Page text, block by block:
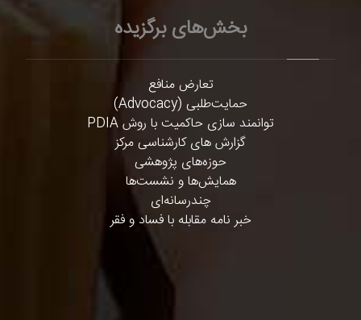
بخش‌های برگزیده
تعارض منافع
حمایت‌طلبی (Advocacy)
توانمند سازی حاکمیت با روش PDIA
گزارش های کارشناسی مرکز
حوزه‌های پژوهشی
همایش‌ها و نشست‌ها
چندرسانه‌ای
خبر نامه مقابله با فساد و فقر